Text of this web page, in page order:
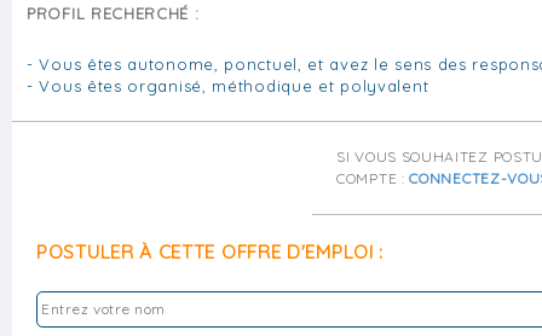
PROFIL RECHERCHÉ :
- Vous êtes autonome, ponctuel, et avez le sens des
- Vous êtes organisé, méthodique et polyvalent
SI VOUS SOUHAITEZ
COMPTE :CONNECTEZ-
POSTULER À CETTE OFFRE D'EMPLOI :